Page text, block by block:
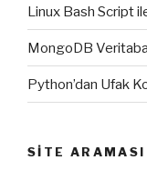
Linux Bash Script
MongoDB
Python’dan Ufak
SITE ARAMASI